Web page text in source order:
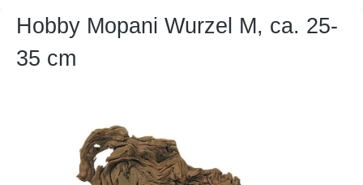
Hobby Mopani Wurzel M, ca. 25-
35 cm
Bildergalerie überspringen